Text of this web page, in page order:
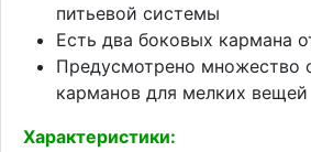
питьевой системы
Есть два боковых кармана
Предусмотрено множество
карманов для мелких вещей
Характеристики: